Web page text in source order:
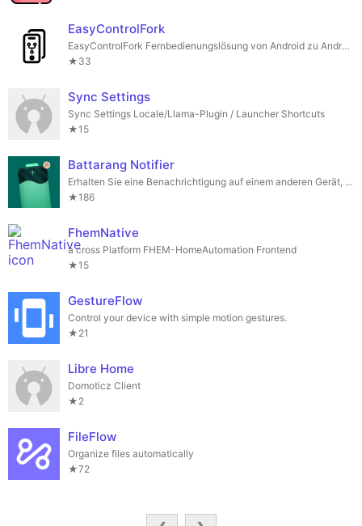
EasyControlFork
EasyControlFork Fernbedienungslösung von Android zu Android.
★33
Sync Settings
Sync Settings Locale/Llama-Plugin / Launcher Shortcuts
★15
Battarang Notifier
Erhalten Sie eine Benachrichtigung auf einem anderen Gerät, wenn der Akku Ihres Android-Geräts niedrig oder voll ist.
★186
FhemNative
a cross Platform FHEM-HomeAutomation Frontend
★15
GestureFlow
Control your device with simple motion gestures.
★21
Libre Home
Domoticz Client
★2
FileFlow
Organize files automatically
★72